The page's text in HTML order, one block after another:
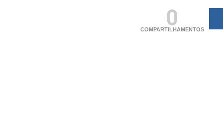
0
COMPARTILHAMENTOS